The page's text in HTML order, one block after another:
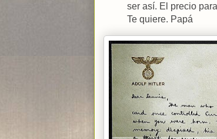
ser así. El precio
Te quiere. Papá